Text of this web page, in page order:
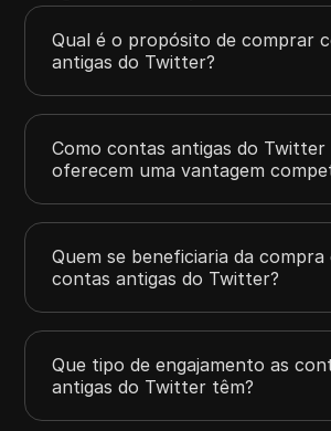
Qual é o propósito de comprar
antigas do Twitter?
Como contas antigas do Twitter
oferecem uma vantagem
Quem se beneficiaria da compra
contas antigas do Twitter?
Que tipo de engajamento as
antigas do Twitter têm?